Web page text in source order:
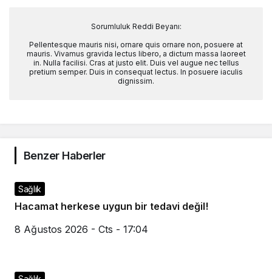
Sorumluluk Reddi Beyanı:
Pellentesque mauris nisi, ornare quis ornare non, posuere at
mauris. Vivamus gravida lectus libero, a dictum massa laoreet
in. Nulla facilisi. Cras at justo elit. Duis vel augue nec tellus
pretium semper. Duis in consequat lectus. In posuere iaculis
dignissim.
Benzer Haberler
Sağlık
Hacamat herkese uygun bir tedavi değil!
8 Ağustos 2026 - Cts - 17:04